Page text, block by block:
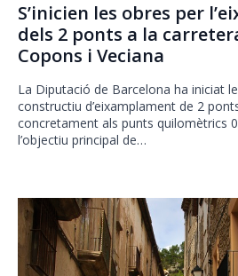
S’inicien les obres per
dels 2 ponts a la
Copons i Veciana
La Diputació de Barcelona ha iniciat
constructiu d’eixamplament de 2
concretament als punts quilomètrics
l’objectiu principal de…